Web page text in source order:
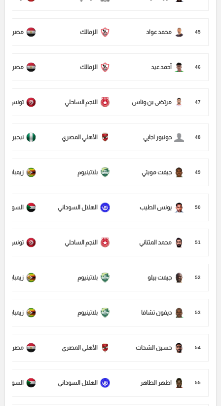
45 محمد عواد الزمالك مصر
46 أحمد عيد الزمالك مصر
47 مرتضى بن وناس النجم الساحلي تونس
48 جونيور اجايي الأهلي المصري نيجيريا
49 جيفت مويتي بلاتينيوم زيمبابوي
50 يونس الطيب الهلال السوداني السودان
51 محمد المثناني النجم الساحلي تونس
52 جيفت بيلو بلاتينيوم زيمبابوي
53 ديفون تشافا بلاتينيوم زيمبابوي
54 حسين الشحات الأهلي المصري مصر
55 اطهر الطاهر الهلال السوداني السودان